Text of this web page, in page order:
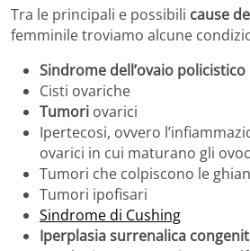
Tra le principali e possibili cause
femminile troviamo alcune
Sindrome dell’ovaio policistico
Cisti ovariche
Tumori ovarici
Ipertecosi, ovvero
ovarici in cui maturano gli
Tumori che colpiscono le
Tumori ipofisari
Sindrome di Cushing
Iperplasia surrenalica